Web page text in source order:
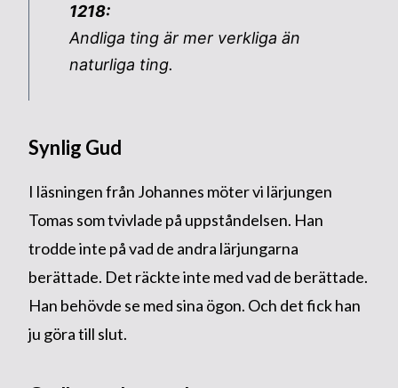
1218:
Andliga ting är mer verkliga än
naturliga ting.
Synlig Gud
I läsningen från Johannes möter vi lärjungen
Tomas som tvivlade på uppståndelsen. Han
trodde inte på vad de andra lärjungarna
berättade. Det räckte inte med vad de berättade.
Han behövde se med sina ögon. Och det fick han
ju göra till slut.